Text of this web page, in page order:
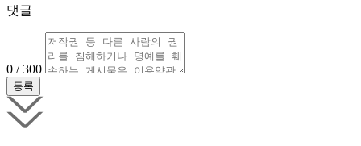
댓글
0 / 300